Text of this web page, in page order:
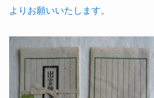
よりお願いいたします。